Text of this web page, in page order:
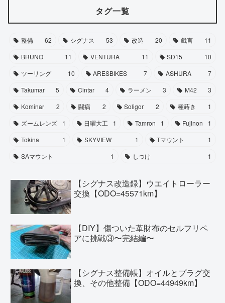
タグ一覧
整備 62 シグナス 53 改造 20 戯言
11
BRUNO
11 VENTURA 11 SD15
10
ツーリング
10 ARESBIKES 7 ASHURA
7
Takumar
5 Cintar 4 ラーメン 3 M42
3
Kominar
2 闘病 2 Soligor 2 種蒔き
1
ズームレンズ
1 日曜大工 1 Tamron 1 Fujinon
1
Tokina
1 SKYVIEW 1 Tマウント
1
SAマウント
1 しつけ 1
【シグナス改造録】ウエイトローラー
交換【ODO=45571km】
【DIY】傷ついた革財布のセルフリペ
アに挑戦③〜完結編〜
【シグナス整備帳】オイルとプラグ交
換、その他整備【ODO=44949km】